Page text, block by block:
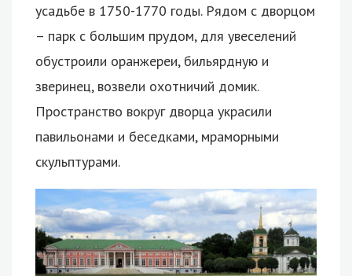
усадьбе в 1750-1770 годы. Рядом с дворцом
– парк с большим прудом, для увеселений
обустроили оранжереи, бильярдную и
зверинец, возвели охотничий домик.
Пространство вокруг дворца украсили
павильонами и беседками, мраморными
скульптурами.